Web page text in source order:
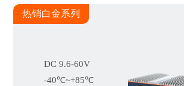
热销白金系列
DC 9.6-60V
-40℃~+85℃